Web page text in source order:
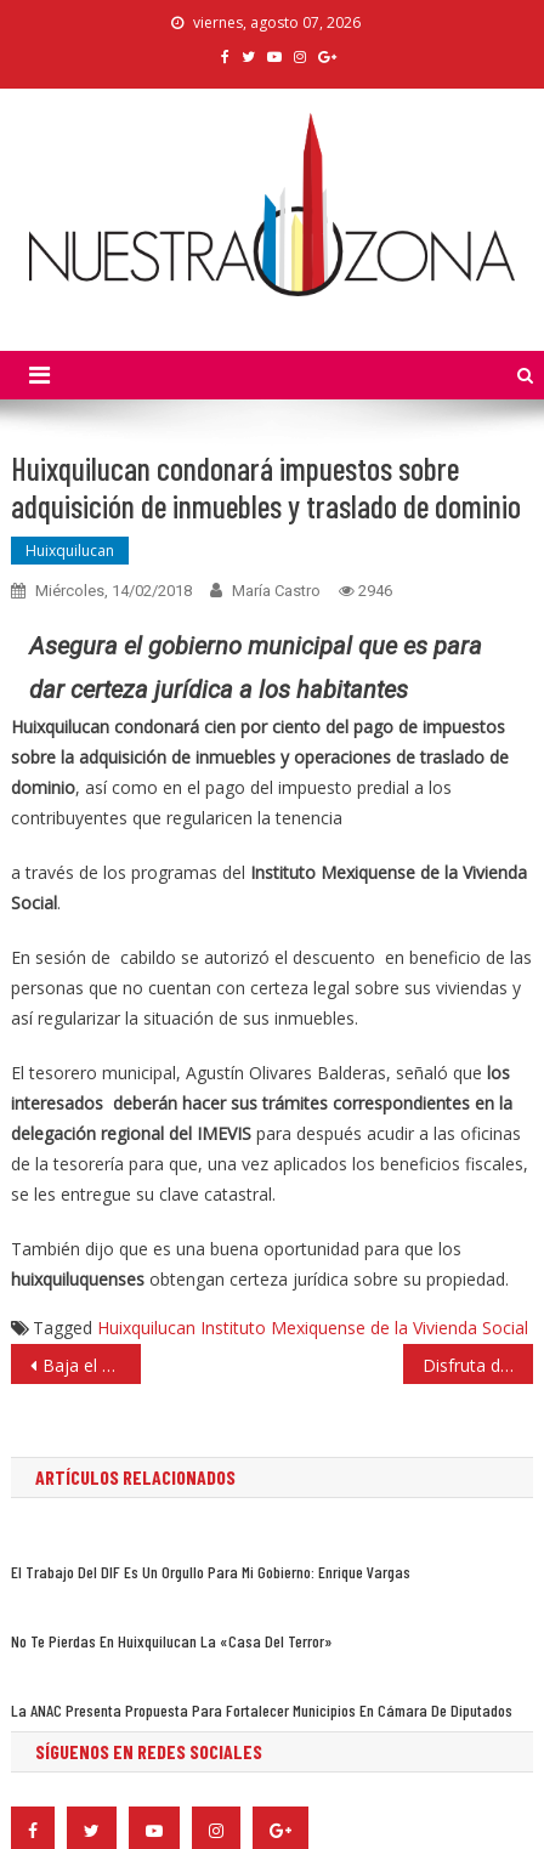
viernes, agosto 07, 2026
Huixquilucan condonará impuestos sobre
adquisición de inmuebles y traslado de dominio
Huixquilucan
Miércoles, 14/02/2018 María Castro 2946
Asegura el gobierno municipal que es para
dar certeza jurídica a los habitantes
Huixquilucan condonará cien por ciento del pago de impuestos
sobre la adquisición de inmuebles y operaciones de traslado de
dominio, así como en el pago del impuesto predial a los
contribuyentes que regularicen la tenencia
a través de los programas del Instituto Mexiquense de la Vivienda
Social.
En sesión de cabildo se autorizó el descuento en beneficio de las
personas que no cuentan con certeza legal sobre sus viviendas y
así regularizar la situación de sus inmuebles.
El tesorero municipal, Agustín Olivares Balderas, señaló que los
interesados deberán hacer sus trámites correspondientes en la
delegación regional del IMEVISpara después acudir a las oficinas
de la tesorería para que, una vez aplicados los beneficios fiscales,
se les entregue su clave catastral.
También dijo que es una buena oportunidad para que los
huixquiluquensesobtengan certeza jurídica sobre su propiedad.
Tagged Huixquilucan Instituto Mexiquense de la Vivienda Social
Navegación
de
Baja el secuestro 31 por ciento en el Estado de México Disfruta de la fiesta sateluca en sus famosos espacios para la diversión
ARTÍCULOS RELACIONADOS
El Trabajo Del DIF Es Un Orgullo Para Mi Gobierno: Enrique Vargas
No Te Pierdas En Huixquilucan La «Casa Del Terror»
La ANAC Presenta Propuesta Para Fortalecer Municipios En Cámara De Diputados
SÍGUENOS EN REDES SOCIALES